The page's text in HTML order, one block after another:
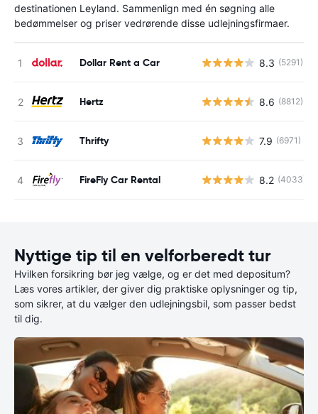
destinationen Leyland. Sammenlign med én søgning alle
bedømmelser og priser vedrørende disse udlejningsfirmaer.
Dollar Rent a Car 8.3 (5291)
Hertz 8.6 (8812)
Thrifty 7.9 (6971)
FireFly Car Rental 8.2 (4033)
Nyttige tip til en velforberedt tur
Hvilken forsikring bør jeg vælge, og er det med depositum?
Læs vores artikler, der giver dig praktiske oplysninger og tip,
som sikrer, at du vælger den udlejningsbil, som passer bedst
til dig.